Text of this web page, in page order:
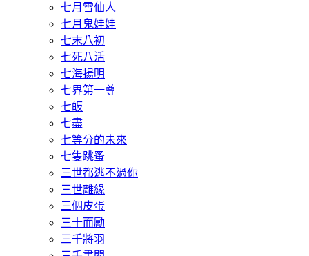
七月雪仙人
七月鬼娃娃
七末八初
七死八活
七海揚明
七界第一尊
七皈
七盡
七等分的未來
七隻跳蚤
三世都逃不過你
三世離緣
三個皮蛋
三十而勵
三千將羽